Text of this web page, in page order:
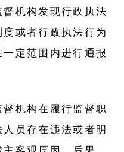
督机构发现行政执法
或者行政执法行为
定范围内进行通报
机构在履行监督职
员存在违法或者明